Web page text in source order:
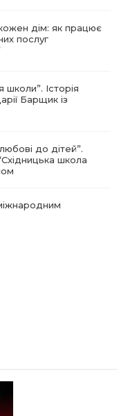
дім: як працює
послуг
Історія
Барщик із
до дітей”.
школа
духу,
Анна Іроденко –
з армреслінгу